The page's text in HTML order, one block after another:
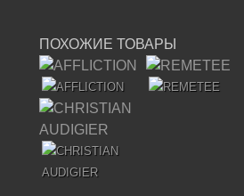
ПОХОЖИЕ ТОВАРЫ